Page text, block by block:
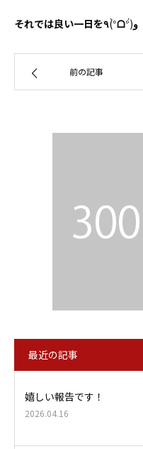
それでは良い一日を٩(°̀ᗝ°́)و
前の記事
最近の記事
嬉しい報告です！
2026.04.16